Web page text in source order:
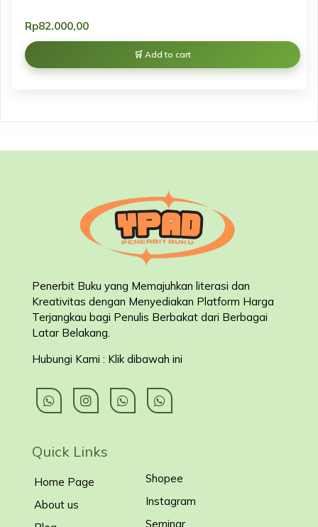
Rp82.000,00
Add to cart
Penerbit Buku yang Memajuhkan literasi dan
Kreativitas dengan Menyediakan Platform Harga
Terjangkau bagi Penulis Berbakat dari Berbagai
Latar Belakang
Hubungi Kami : Klik dibawah ini
Quick Links
Home Page
About us
Shopee
Instagram
Seminar